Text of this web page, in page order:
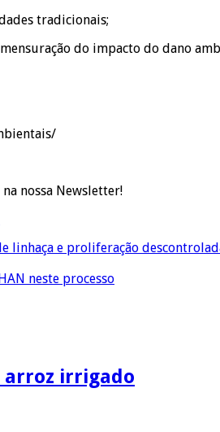
tradicionais;
do impacto do dano
na nossa Newsletter!
linhaça e proliferação
neste processo
arroz irrigado